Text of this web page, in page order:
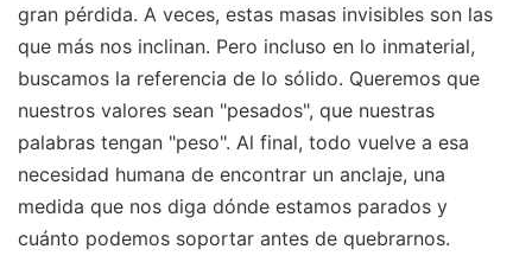
gran pérdida. A veces, estas masas invisibles son las
que más nos inclinan. Pero incluso en lo inmaterial,
buscamos la referencia de lo sólido. Queremos que
nuestros valores sean "pesados", que nuestras
palabras tengan "peso". Al final, todo vuelve a esa
necesidad humana de encontrar un anclaje, una
medida que nos diga dónde estamos parados y
cuánto podemos soportar antes de quebrarnos.